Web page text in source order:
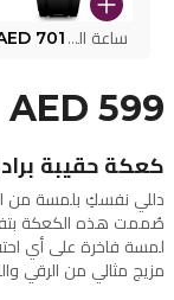
ساعة البوليس الذكية MY.AVATAR PEIUN0000101 701
AED 599
كعكة حقيبة
دللي نفسكِ بلمسة من
صُممت هذه الكعكة
لمسة فاخرة على أي
مزيج مثالي من الرقي